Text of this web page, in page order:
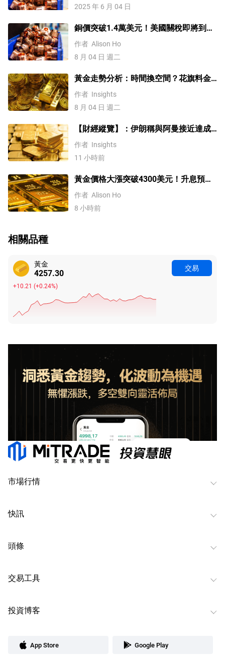
2025 年 6 月 04 日
銅價突破1.4萬美元！美國關稅即將到
來？未來會再創新高嗎？
作者 Alison Ho
8 月 04 日 週二
黃金走勢分析：時間換空間？花旗料金
價四季度上探4500
作者 Insights
8 月 04 日 週二
【財經縱覽】：伊朗稱與阿曼接近達成
協議，黃金漲超200美元、WTI原油三連
跌，道指續創歷史新高！
作者 Insights
11 小時前
黃金價格大漲突破4300美元！升息預期
降溫疊加央行購金，未來持續漲？
作者 Alison Ho
8 小時前
相關品種
黃金
4257.30
+10.21 (+0.24%)
交易
市場行情
快訊
頭條
交易工具
投資博客
App Store Google Play